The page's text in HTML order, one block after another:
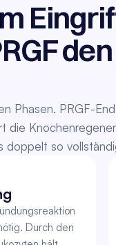
Phasen. PRGF-
die
doppelt so
Durch den